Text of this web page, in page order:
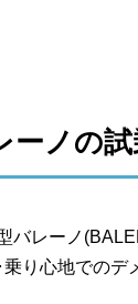
ーノの
バレーノ
り心地でのデ